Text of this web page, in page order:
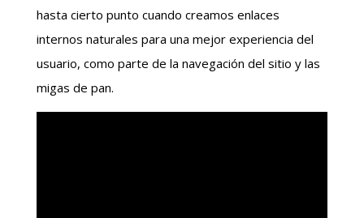
hasta cierto punto cuando creamos enlaces
internos naturales para una mejor experiencia del
usuario, como parte de la navegación del sitio y las
migas de pan.